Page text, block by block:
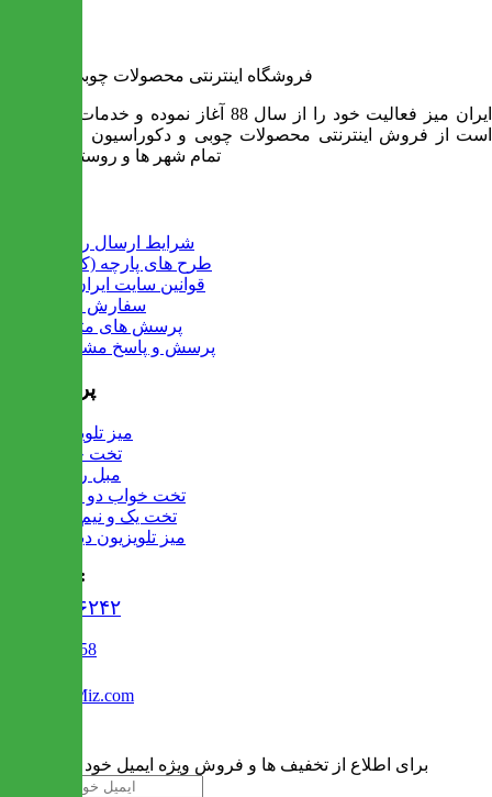
فروشگاه اینترنتی محصولات چوبی ایران میز
ایران میز فعالیت خود را از سال 88 آغاز نموده و خدمات آن عبارت
است از فروش اینترنتی محصولات چوبی و دکوراسیون و ارسال به
تمام شهر ها و روستاهای کشور
شرایط ارسال رایگان
طرح های پارچه (کالیته)
قوانین سایت ایران میز
سفارش عمده
پرسش های متداول
پرسش و پاسخ مشتریان
پرفروش ها
میز تلویزیون
تخت خواب
مبل راحتی
تخت خواب دو طبقه
تخت یک و نیم نفره
میز تلویزیون دیواری
تماس با ما :
۰۲۱۹۱۳۰۶۲۴۲
02122509458
Info@IranMiz.com
برای اطلاع از تخفیف ها و فروش ویژه ایمیل خود را وارد کنید